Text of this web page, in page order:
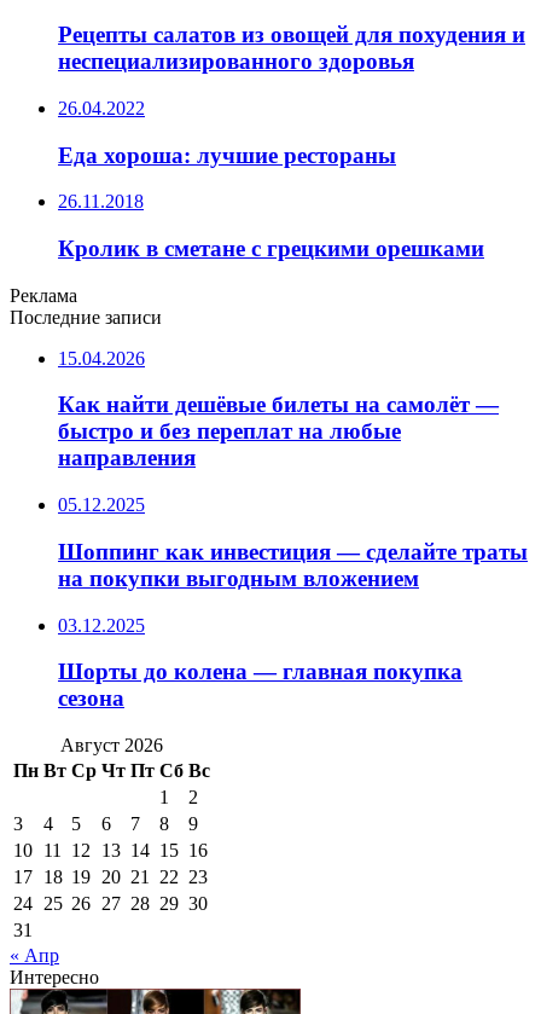
Рецепты салатов из овощей для похудения и
неспециализированного здоровья
26.04.2022
Еда хороша: лучшие рестораны
26.11.2018
Кролик в сметане с грецкими орешками
Реклама
Последние записи
15.04.2026
Как найти дешёвые билеты на самолёт —
быстро и без переплат на любые
направления
05.12.2025
Шоппинг как инвестиция — сделайте траты
на покупки выгодным вложением
03.12.2025
Шорты до колена — главная покупка
сезона
Август 2026
Пн Вт Ср Чт Пт Сб Вс
1
2
3
4 5 6 7 8
9
10 11 12 13 14 15 16
17 18 19 20 21 22 23
24 25 26 27 28 29 30
31
« Апр
Интересно